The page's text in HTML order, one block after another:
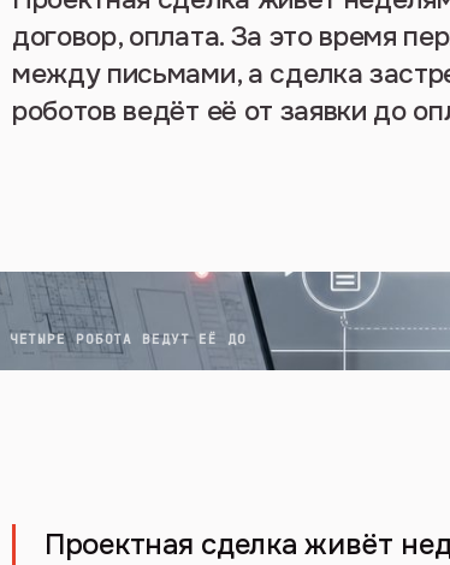
договор, оплата. За это время
между письмами, а сделка
роботов ведёт её от заявки до
ЧЕТЫРЕ РОБОТА ВЕДУТ ЕЁ ДО
Проектная сделка живёт